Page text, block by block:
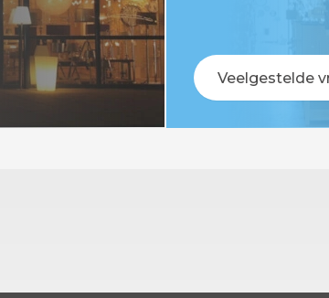
Veelgestelde